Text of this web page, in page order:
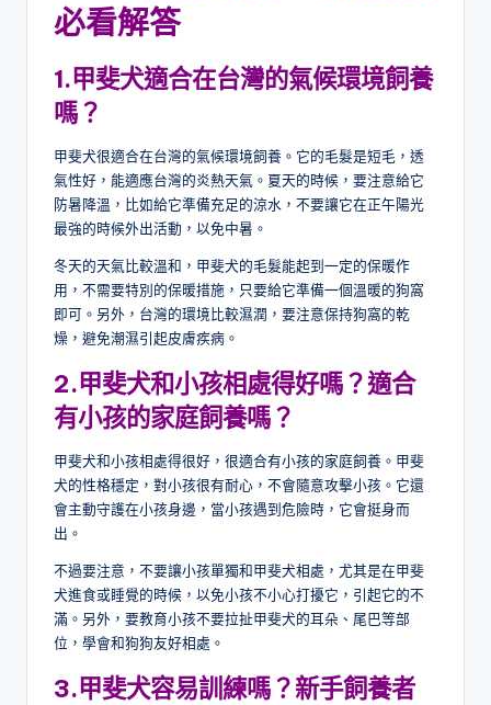
必看解答
1.甲斐犬適合在台灣的氣候環境飼養
嗎？
甲斐犬很適合在台灣的氣候環境飼養。它的毛髮是短毛，透
氣性好，能適應台灣的炎熱天氣。夏天的時候，要注意給它
防暑降溫，比如給它準備充足的涼水，不要讓它在正午陽光
最強的時候外出活動，以免中暑。
冬天的天氣比較溫和，甲斐犬的毛髮能起到一定的保暖作
用，不需要特別的保暖措施，只要給它準備一個溫暖的狗窩
即可。另外，台灣的環境比較濕潤，要注意保持狗窩的乾
燥，避免潮濕引起皮膚疾病。
2.甲斐犬和小孩相處得好嗎？適合
有小孩的家庭飼養嗎？
甲斐犬和小孩相處得很好，很適合有小孩的家庭飼養。甲斐
犬的性格穩定，對小孩很有耐心，不會隨意攻擊小孩。它還
會主動守護在小孩身邊，當小孩遇到危險時，它會挺身而
出。
不過要注意，不要讓小孩單獨和甲斐犬相處，尤其是在甲斐
犬進食或睡覺的時候，以免小孩不小心打擾它，引起它的不
滿。另外，要教育小孩不要拉扯甲斐犬的耳朵、尾巴等部
位，學會和狗狗友好相處。
3.甲斐犬容易訓練嗎？新手飼養者